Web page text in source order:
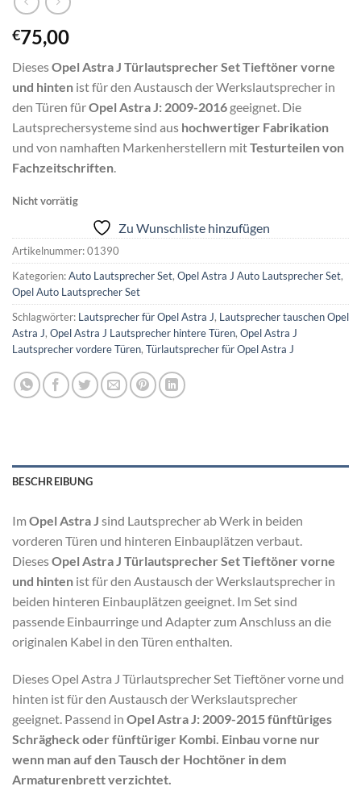
€75,00
DiesesOpel Astra J Türlautsprecher Set Tieftöner vorne
und hinten ist für den Austausch der Werkslautsprecher in
den Türen fürOpel Astra J: 2009-2016 geeignet. Die
Lautsprechersysteme sind aus hochwertiger Fabrikation
und von namhaften Markenherstellern mitTesturteilen von
Fachzeitschriften.
Nicht vorrätig
Zu Wunschliste hinzufügen
Artikelnummer:01390
Kategorien:Auto Lautsprecher Set, Opel Astra J Auto Lautsprecher Set,
Opel Auto Lautsprecher Set
Schlagwörter: Lautsprecher für Opel Astra J, Lautsprecher tauschen Opel
Astra J, Opel Astra J Lautsprecher hintere Türen, Opel Astra J
Lautsprecher vordere Türen, Türlautsprecher für Opel Astra J
BESCHREIBUNG
Im Opel Astra J sind Lautsprecher ab Werk in beiden
vorderen Türen und hinteren Einbauplätzen verbaut.
DiesesOpel Astra J Türlautsprecher Set Tieftöner vorne
und hinten ist für den Austausch der Werkslautsprecher in
beiden hinteren Einbauplätzen geeignet. Im Set sind
passende Einbaurringe und Adapter zum Anschluss an die
originalen Kabel in den Türen enthalten.
Dieses Opel Astra J Türlautsprecher Set Tieftöner vorne und
hinten ist für den Austausch der Werkslautsprecher
geeignet. Passend in Opel Astra J: 2009-2015 fünftüriges
Schrägheck oder fünftüriger Kombi. Einbau vorne nur
wenn man auf den Tausch der Hochtöner in dem
Armaturenbrett verzichtet.